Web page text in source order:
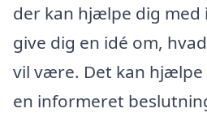
der kan hjælpe dig med
give dig en idé om,
vil være. Det kan
en informeret